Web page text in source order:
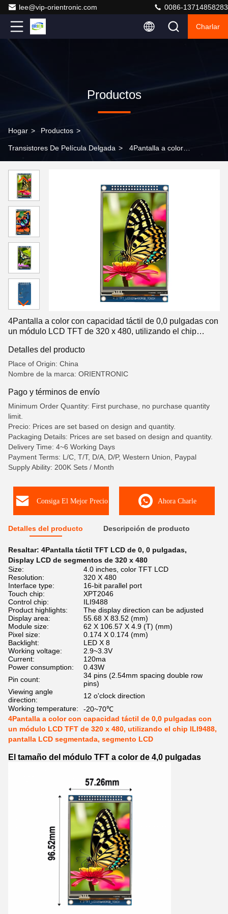
lee@vip-orientronic.com 0086-13714858283
Charlar
Productos
Hogar > Productos >
Transistores De Película Delgada > 4Pantalla a color
LCD TFT de 320 x 480, utilizando el chip ILI9488,
pantalla LCD segmentada, segmento LCD
4Pantalla a color con capacidad táctil de 0,0 pulgadas con
un módulo LCD TFT de 320 x 480, utilizando el chip
Detalles del producto
Place of Origin: China
Nombre de la marca: ORIENTRONIC
Pago y términos de envío
Minimum Order Quantity: First purchase, no purchase quantity
limit.
Precio: Prices are set based on design and quantity.
Packaging Details: Prices are set based on design and quantity.
Delivery Time: 4~6 Working Days
Payment Terms: L/C, T/T, D/A, D/P, Western Union, Paypal
Supply Ability: 200K Sets / Month
Consiga El Mejor Precio Ahora Charle
Detalles del producto Descripción de producto
Resaltar: 4Pantalla táctil TFT LCD de 0, 0 pulgadas,
Display LCD de segmentos de 320 x 480
Size:
4.0 inches, color TFT LCD
Resolution:
320 X 480
Interface type:
16-bit parallel port
Touch chip:
XPT2046
Control chip:
ILI9488
Product highlights:
The display direction can be adjusted
Display area:
55.68 X 83.52 (mm)
Module size:
62 X 106.57 X 4.9 (T) (mm)
Pixel size:
0.174 X 0.174 (mm)
Backlight:
LED X 8
Working voltage:
2.9~3.3V
Current:
120ma
Power consumption:
0.43W
Pin count:
34 pins (2.54mm spacing double row
pins)
Viewing angle
direction:
12 o'clock direction
Working temperature:
-20~70℃
4Pantalla a color con capacidad táctil de 0,0 pulgadas con
un módulo LCD TFT de 320 x 480, utilizando el chip ILI9488,
pantalla LCD segmentada, segmento LCD
El tamaño del módulo TFT a color de 4,0 pulgadas